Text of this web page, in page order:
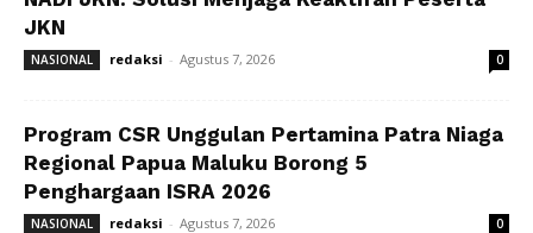
JKN
NASIONAL redaksi - Agustus 7, 2026 0
Program CSR Unggulan Pertamina Patra Niaga
Regional Papua Maluku Borong 5
Penghargaan ISRA 2026
NASIONAL redaksi - Agustus 7, 2026 0